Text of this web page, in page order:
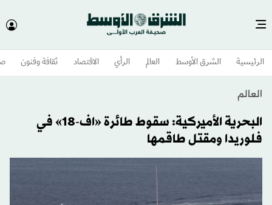
الرئيسية الشرق الأوسط​ العالم الرأي الاقتصاد ثقافة وفنون
العالم
البحرية الأميركية: سقوط طائرة «اف-18» في
فلوريدا ومقتل طاقمها